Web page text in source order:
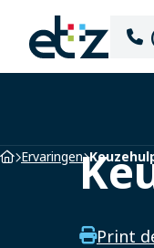
Home
Ervaringen
Print